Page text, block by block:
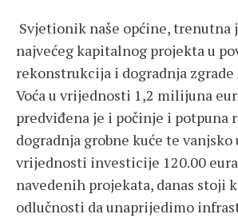
Svjetionik naše općine, trenutna
najvećeg kapitalnog projekta u
rekonstrukcija i dogradnja zgrade
Voća u vrijednosti 1,2 milijuna
predviđena je i počinje i potpuna
dogradnja grobne kuće te vanjsko
vrijednosti investicije 120.00
navedenih projekata, danas stoji
odlučnosti da unaprijedimo